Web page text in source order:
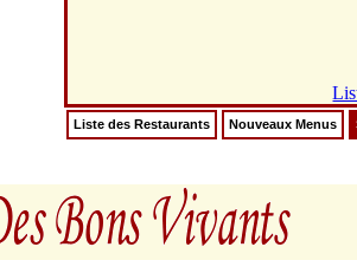
Liste des Restaurants Nouveaux Menus